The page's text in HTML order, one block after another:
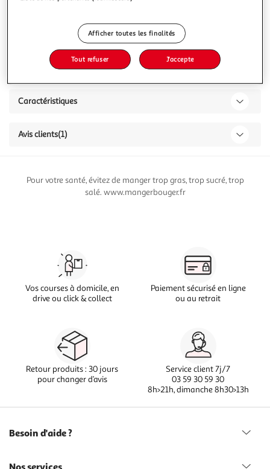
Description
Caractéristiques
Avis clients(1)
Pour votre santé, évitez de manger trop gras, trop sucré, trop
salé. www.mangerbouger.fr
Vos courses à domicile, en
drive ou click & collect
Paiement sécurisé en ligne
ou au retrait
Retour produits : 30 jours
pour changer d’avis
Service client 7j/7
03 59 30 59 30
8h>21h, dimanche 8h30>13h
Besoin d'aide ?
Afficher toutes les finalités
Tout refuser J'accepte